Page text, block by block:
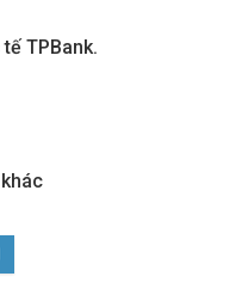
TPBank.